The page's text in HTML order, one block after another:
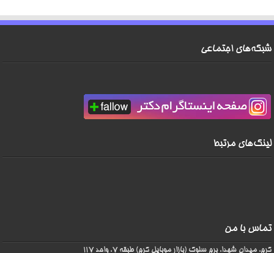
شبکه‌های اجتماعی
لینک‌های مرتبط
تماس با من
کرج، میدان شهدا، برج سلوک (بازار موبایل کرج) طبقه 7، واحد 117